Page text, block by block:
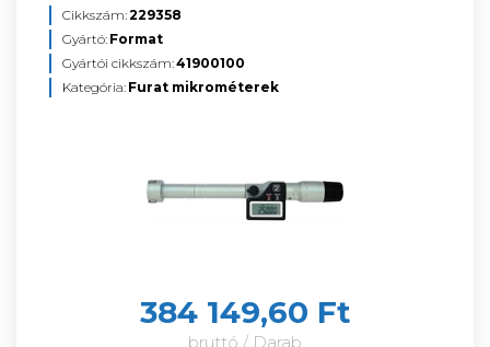
Cikkszám:229358
Gyártó: Format
Gyártói cikkszám:41900100
Kategória: Furat mikrométerek
384 149,60 Ft
bruttó / Darab